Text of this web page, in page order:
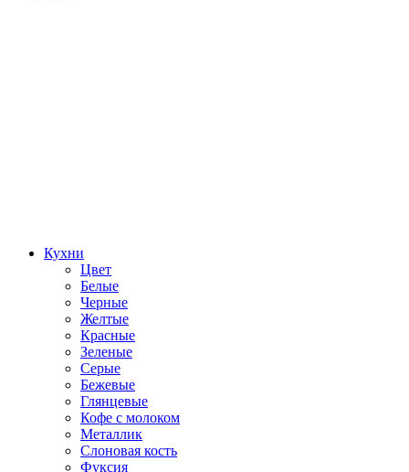
Кухни
Цвет
Белые
Черные
Желтые
Красные
Зеленые
Серые
Бежевые
Глянцевые
Кофе с молоком
Металлик
Слоновая кость
Фуксия